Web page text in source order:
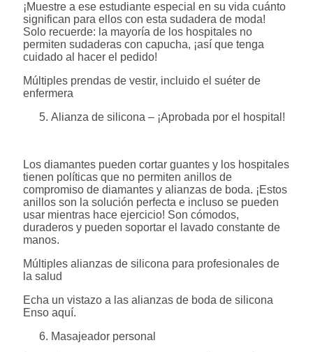
¡Muestre a ese estudiante especial en su vida cuánto
significan para ellos con esta sudadera de moda!
Solo recuerde: la mayoría de los hospitales no
permiten sudaderas con capucha, ¡así que tenga
cuidado al hacer el pedido!
Múltiples prendas de vestir, incluido el suéter de
enfermera
Alianza de silicona – ¡Aprobada por el hospital!
Los diamantes pueden cortar guantes y los hospitales
tienen políticas que no permiten anillos de
compromiso de diamantes y alianzas de boda. ¡Estos
anillos son la solución perfecta e incluso se pueden
usar mientras hace ejercicio! Son cómodos,
duraderos y pueden soportar el lavado constante de
manos.
Múltiples alianzas de silicona para profesionales de
la salud
Echa un vistazo a las alianzas de boda de silicona
Enso aquí.
Masajeador personal